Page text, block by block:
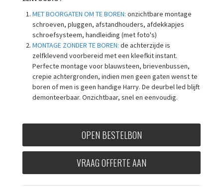
MET BOORGATEN OM TE BOREN: onzichtbare montage
schroeven, pluggen, afstandhouders, afdekkapjes
schroefsysteem, handleiding (met foto's)
MONTAGE ZONDER TE BOREN: de achterzijde is
zelfklevend voorbereid met een kleefkit instant.
Perfecte montage voor blauwsteen, brievenbussen,
crepie achtergronden, indien men geen gaten wenst te
boren of men is geen handige Harry. De deurbel led blijft
demonteerbaar. Onzichtbaar, snel en eenvoudig.
OPEN BESTELBON
VRAAG OFFERTE AAN